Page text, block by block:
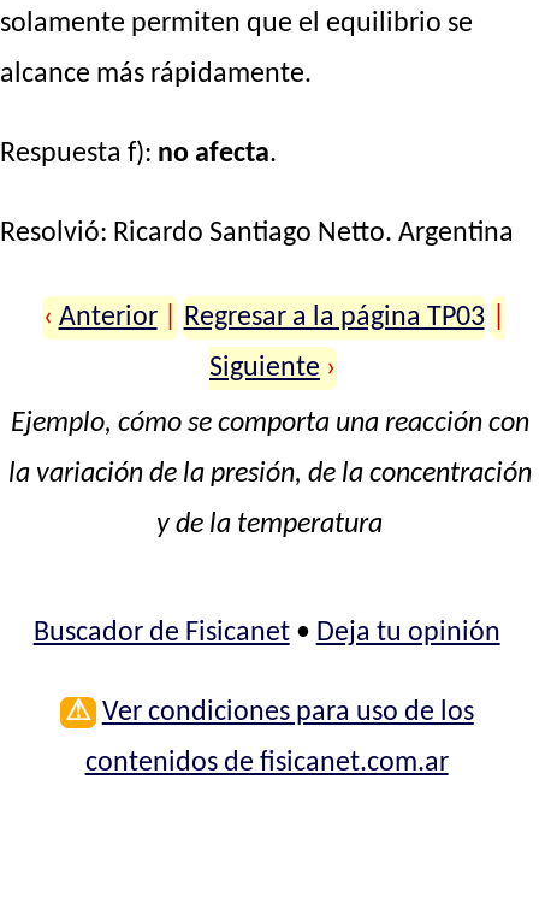
solamente permiten que el equilibrio se
alcance más rápidamente.
Respuesta f): no afecta.
Resolvió: Ricardo Santiago Netto. Argentina
‹ Anterior Regresar a la página TP03
Siguiente ›
Ejemplo, cómo se comporta una reacción con
la variación de la presión, de la concentración
y de la temperatura
Buscador de Fisicanet• Deja tu opinión
⚠ Ver condiciones para uso de los
contenidos de fisicanet.com.ar